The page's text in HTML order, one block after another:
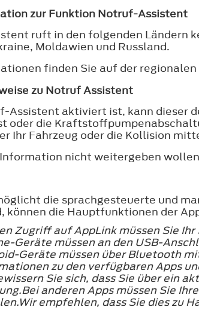
zur Funktion Notruf-Assistent
ruft in den folgenden Ländern
Moldawien und Russland.
finden Sie auf der regionalen
zu Notruf Assistent
Assistent aktiviert ist, kann dieser
oder die
Ihr Fahrzeug oder die Kollision
Information nicht weitergeben
die sprachgesteuerte und
können die Hauptfunktionen der
Zugriff auf AppLink müssen Sie
Geräte müssen an den USB-
Geräte müssen über Bluetooth
zu den verfügbaren Apps
Sie sich, dass Sie über ein
anderen Apps müssen Sie
empfehlen, dass Sie dies zu